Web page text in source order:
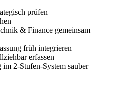
prüfen
& Finance gemeinsam
früh integrieren
erfassen
2-Stufen-System sauber